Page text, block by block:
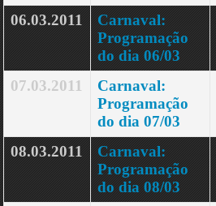
06.03.2011
Carnaval:
Programação
do dia 06/03
07.03.2011
Carnaval:
Programação
do dia 07/03
08.03.2011
Carnaval:
Programação
do dia 08/03